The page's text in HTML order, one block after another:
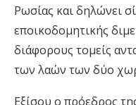
Ρωσίας και δηλώνει
εποικοδομητικής
διάφορους τομείς
των λαών των δύο
Εξίσου ο πρόεδρος